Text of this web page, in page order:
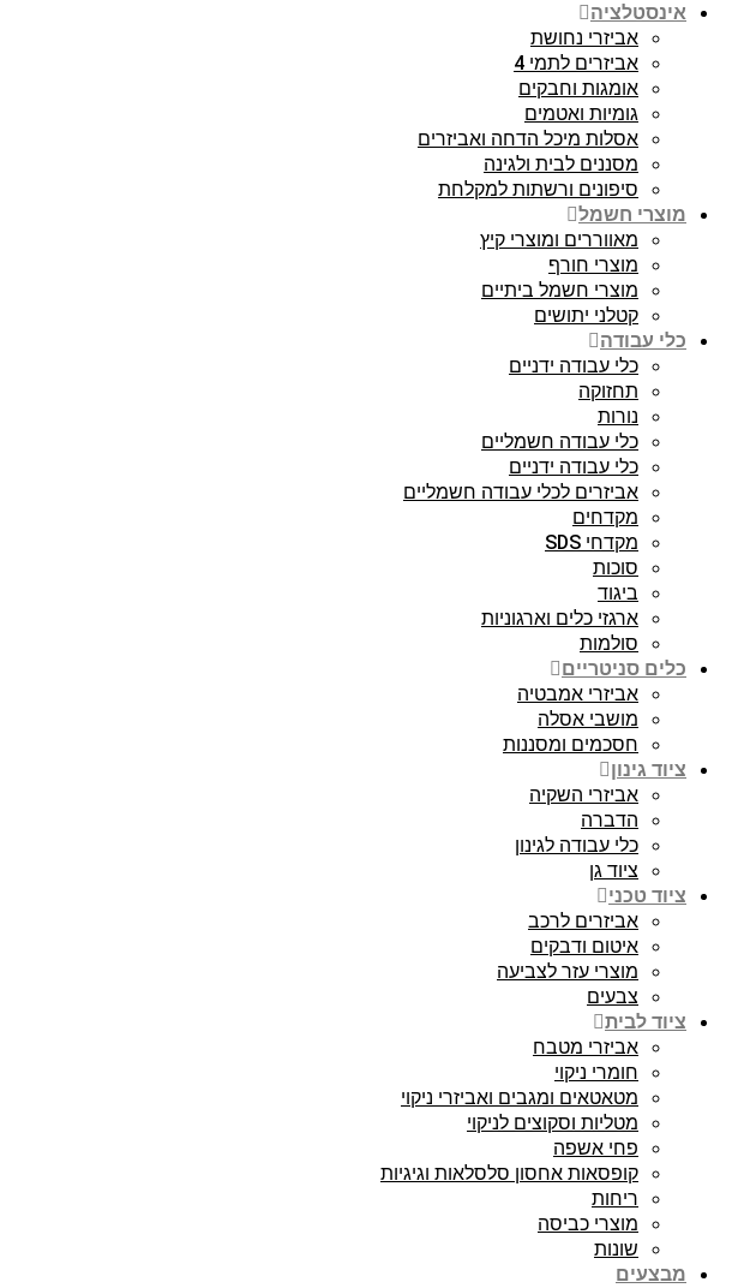
אינסטלציה
אביזרי נחושת
אביזרים לתמי 4
אומגות וחבקים
גומיות ואטמים
אסלות מיכל הדחה ואביזרים
מסננים לבית ולגינה
סיפונים ורשתות למקלחת
מוצרי חשמל
מאווררים ומוצרי קיץ
מוצרי חורף
מוצרי חשמל ביתיים
קטלני יתושים
כלי עבודה
כלי עבודה ידניים
תחזוקה
נורות
כלי עבודה חשמליים
כלי עבודה ידניים
אביזרים לכלי עבודה חשמליים
מקדחים
מקדחי SDS
סוכות
ביגוד
ארגזי כלים וארגוניות
סולמות
כלים סניטריים
אביזרי אמבטיה
מושבי אסלה
חסכמים ומסננות
ציוד גינון
אביזרי השקיה
הדברה
כלי עבודה לגינון
ציוד גן
ציוד טכני
אביזרים לרכב
איטום ודבקים
מוצרי עזר לצביעה
צבעים
ציוד לבית
אביזרי מטבח
חומרי ניקוי
מטאטאים ומגבים ואביזרי ניקוי
מטליות וסקוצים לניקוי
פחי אשפה
קופסאות אחסון סלסלאות וגיגיות
ריחות
מוצרי כביסה
שונות
מבצעים